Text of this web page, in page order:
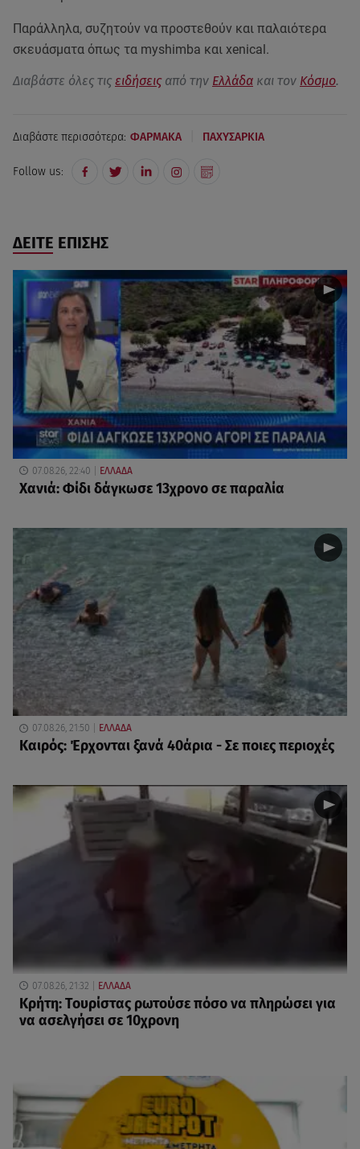
Παράλληλα, συζητούν να προστεθούν και παλαιότερα
σκευάσματα όπως τα myshimba και xenical.
Διαβάστε όλες τις ειδήσεις από την Ελλάδα και τον Κόσμο.
Διαβάστε περισσότερα: ΦΑΡΜΑΚΑ ΠΑΧΥΣΑΡΚΙΑ
Follow us:
ΔΕΙΤΕ ΕΠΙΣΗΣ
07.08.26, 22:40 ΕΛΛΑΔΑ
Χανιά: Φίδι δάγκωσε 13χρονο σε παραλία
07.08.26, 21:50 ΕΛΛΑΔΑ
Καιρός: Έρχονται ξανά 40άρια - Σε ποιες περιοχές
07.08.26, 21:32 ΕΛΛΑΔΑ
Κρήτη: Τουρίστας ρωτούσε πόσο να πληρώσει για
να ασελγήσει σε 10χρονη